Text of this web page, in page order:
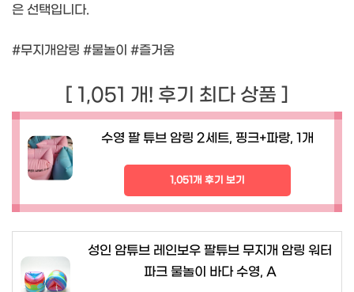
은 선택입니다.
#무지개암링 #물놀이 #즐거움
[ 1,051 개! 후기 최다 상품 ]
수영 팔 튜브 암링 2세트, 핑크+파랑, 1개
1,051개 후기 보기
성인 암튜브 레인보우 팔튜브 무지개 암링 워터
파크 물놀이 바다 수영, A